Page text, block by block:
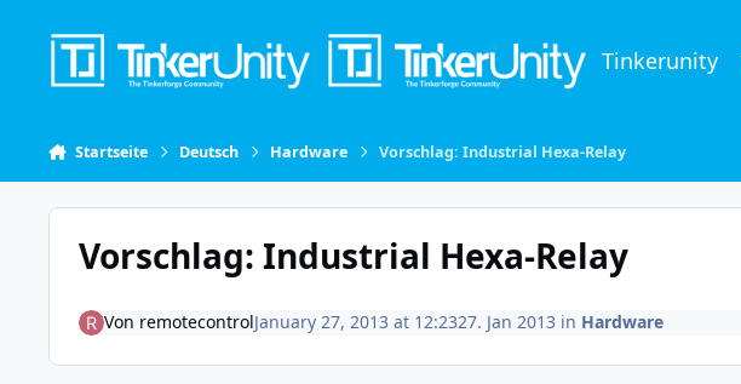
Tinkerunity
Startseite Deutsch Hardware Vorschlag: Industrial Hexa-Relay
Vorschlag: Industrial Hexa-Relay
Von remotecontrolJanuary 27, 2013 at 12:2327. Jan 2013 in Hardware